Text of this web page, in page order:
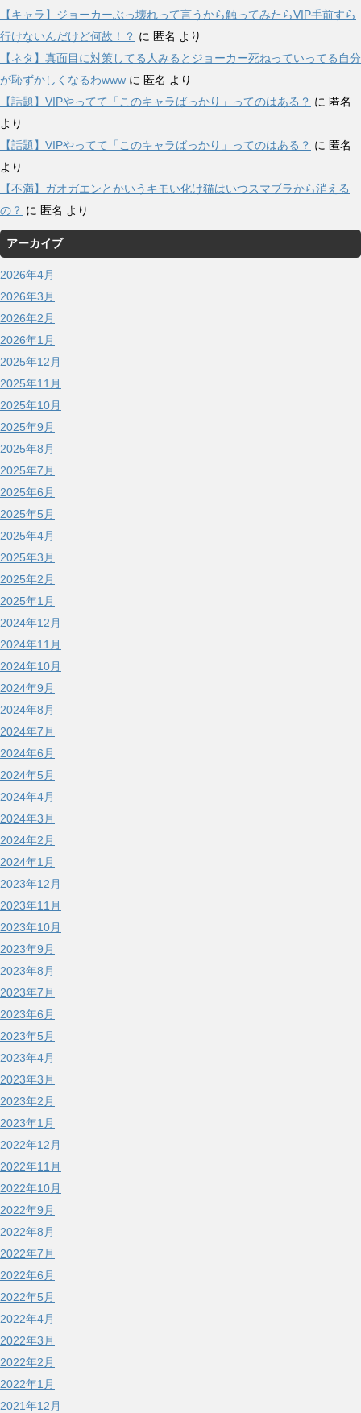
【キャラ】ジョーカーぶっ壊れって言うから触ってみたらVIP手前すら
行けないんだけど何故！？ に 匿名 より
【ネタ】真面目に対策してる人みるとジョーカー死ねっていってる自分
が恥ずかしくなるわwww に 匿名 より
【話題】VIPやってて「このキャラばっかり」ってのはある？ に 匿名
より
【話題】VIPやってて「このキャラばっかり」ってのはある？ に 匿名
より
【不満】ガオガエンとかいうキモい化け猫はいつスマブラから消える
の？ に 匿名 より
アーカイブ
2026年4月
2026年3月
2026年2月
2026年1月
2025年12月
2025年11月
2025年10月
2025年9月
2025年8月
2025年7月
2025年6月
2025年5月
2025年4月
2025年3月
2025年2月
2025年1月
2024年12月
2024年11月
2024年10月
2024年9月
2024年8月
2024年7月
2024年6月
2024年5月
2024年4月
2024年3月
2024年2月
2024年1月
2023年12月
2023年11月
2023年10月
2023年9月
2023年8月
2023年7月
2023年6月
2023年5月
2023年4月
2023年3月
2023年2月
2023年1月
2022年12月
2022年11月
2022年10月
2022年9月
2022年8月
2022年7月
2022年6月
2022年5月
2022年4月
2022年3月
2022年2月
2022年1月
2021年12月